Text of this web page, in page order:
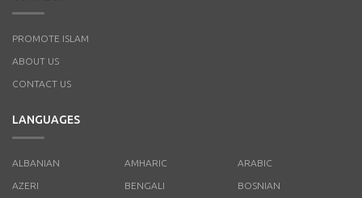
PROMOTE ISLAM
ABOUT US
CONTACT US
LANGUAGES
ALBANIAN AMHARIC ARABIC
AZERI BENGALI BOSNIAN